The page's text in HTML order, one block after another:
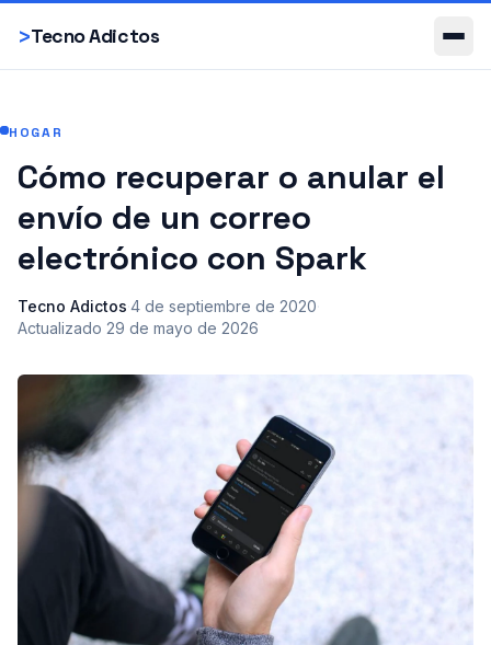
>Tecno Adictos
Smartphones
HOGAR
Cómo recuperar o anular el
envío de un correo
electrónico con Spark
Tecno Adictos·4 de septiembre de 2020·
Actualizado 29 de mayo de 2026